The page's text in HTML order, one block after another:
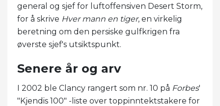
general og sjef for luftoffensiven Desert Storm,
for å skrive Hver mann en tiger, en virkelig
beretning om den persiske gulfkrigen fra
øverste sjef's utsiktspunkt.
Senere år og arv
I 2002 ble Clancy rangert som nr. 10 på Forbes'
"Kjendis 100" -liste over toppinntektstakere for